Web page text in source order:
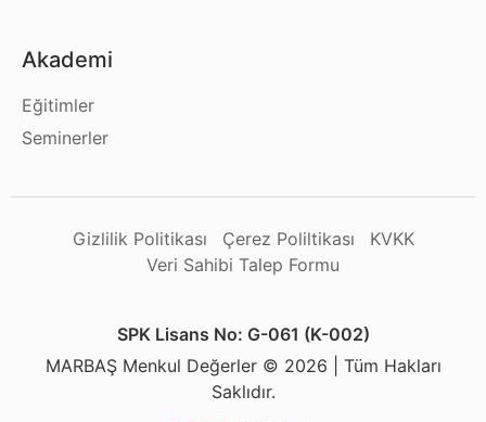
Akademi
Eğitimler
Seminerler
Gizlilik Politikası Çerez Poliltikası
KVKK
Veri Sahibi Talep Formu
SPK Lisans No: G-061 (K-002)
MARBAŞ Menkul Değerler © 2026 | Tüm Hakları
Saklıdır.